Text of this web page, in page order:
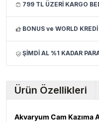
799 TL ÜZERİ KARGO
BONUS ve WORLD
ŞİMDİ AL %1 KADAR
Ürün Özellikleri
Akvaryum Cam Kazıma